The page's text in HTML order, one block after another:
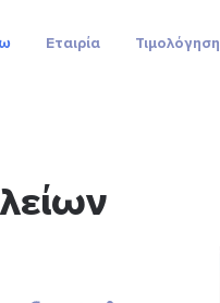
Εταιρία Τιμολόγηση